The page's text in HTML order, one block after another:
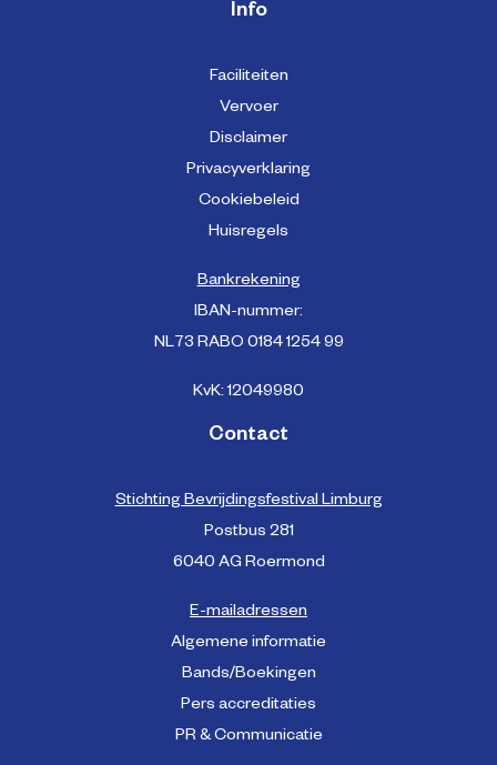
Info
Faciliteiten
Vervoer
Disclaimer
Privacyverklaring
Cookiebeleid
Huisregels
Bankrekening
IBAN-nummer:
NL73 RABO 0184 1254 99
KvK: 12049980
Contact
Stichting Bevrijdingsfestival Limburg
Postbus 281
6040 AG Roermond
E-mailadressen
Algemene informatie
Bands/Boekingen
Pers accreditaties
PR & Communicatie